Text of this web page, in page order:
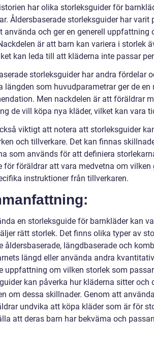
har olika storleksguider för
Åldersbaserade storleksguider har varit
använda och ger en generell uppfattning
är att barn kan variera i storlek
kan leda till att kläderna inte passar
storleksguider har andra fördelar
längden som huvudparametrar ger de en
Men nackdelen är att föräldrar
de vill köpa nya kläder, vilket kan vara
viktigt att notera att storleksguider
och tillverkare. Det kan finnas
som används för att definiera
för föräldrar att vara medvetna om vilken
instruktioner från tillverkaren.
en storleksguide för barnkläder kan
rätt storlek. Det finns olika typer av
åldersbaserade, längdbaserade och
längd eller använda andra
uppfattning om vilken storlek som
kan påverka hur kläderna sitter och
om dessa skillnader. Genom att
undvika att köpa kläder som är för
att deras barn har bekväma och